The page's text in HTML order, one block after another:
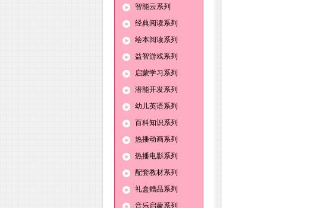
智能云系列
经典阅读系列
绘本阅读系列
益智游戏系列
启蒙学习系列
潜能开发系列
幼儿英语系列
百科知识系列
热播动画系列
热播电影系列
配套教材系列
礼盒赠品系列
音乐启蒙系列